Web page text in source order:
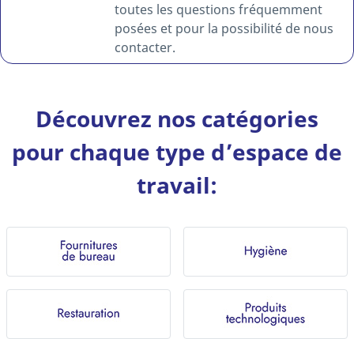
toutes les questions fréquemment
posées et pour la possibilité de nous
contacter.
Découvrez nos catégories
pour chaque type d’espace de
travail: